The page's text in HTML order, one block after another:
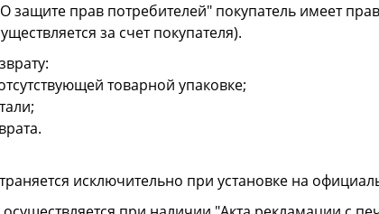
защите прав потребителей" покупатель имеет
за счет покупателя).
товарной упаковке;
исключительно при установке на